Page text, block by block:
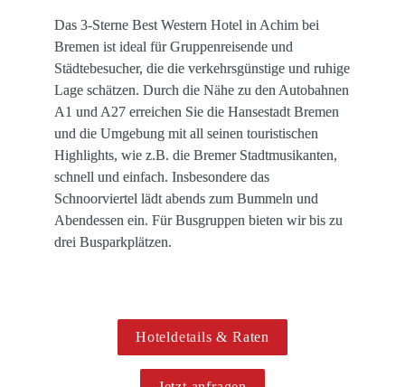
Das 3-Sterne Best Western Hotel in Achim bei
Bremen ist ideal für Gruppenreisende und
Städtebesucher, die die verkehrsgünstige und ruhige
Lage schätzen. Durch die Nähe zu den Autobahnen
A1 und A27 erreichen Sie die Hansestadt Bremen
und die Umgebung mit all seinen touristischen
Highlights, wie z.B. die Bremer Stadtmusikanten,
schnell und einfach. Insbesondere das
Schnoorviertel lädt abends zum Bummeln und
Abendessen ein. Für Busgruppen bieten wir bis zu
drei Busparkplätzen.
Hoteldetails & Raten